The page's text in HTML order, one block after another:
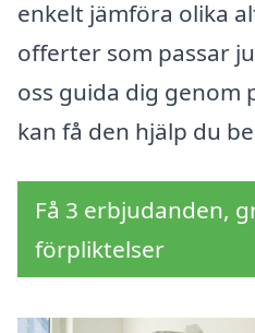
enkelt jämföra olika
offerter som passar
oss guida dig genom
kan få den hjälp du
Få 3 erbjudanden,
förpliktelser